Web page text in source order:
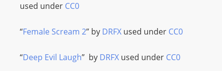
used under CC0
“Female Scream 2” by DRFX used under CC0
“Deep Evil Laugh” by DRFX used under CC0